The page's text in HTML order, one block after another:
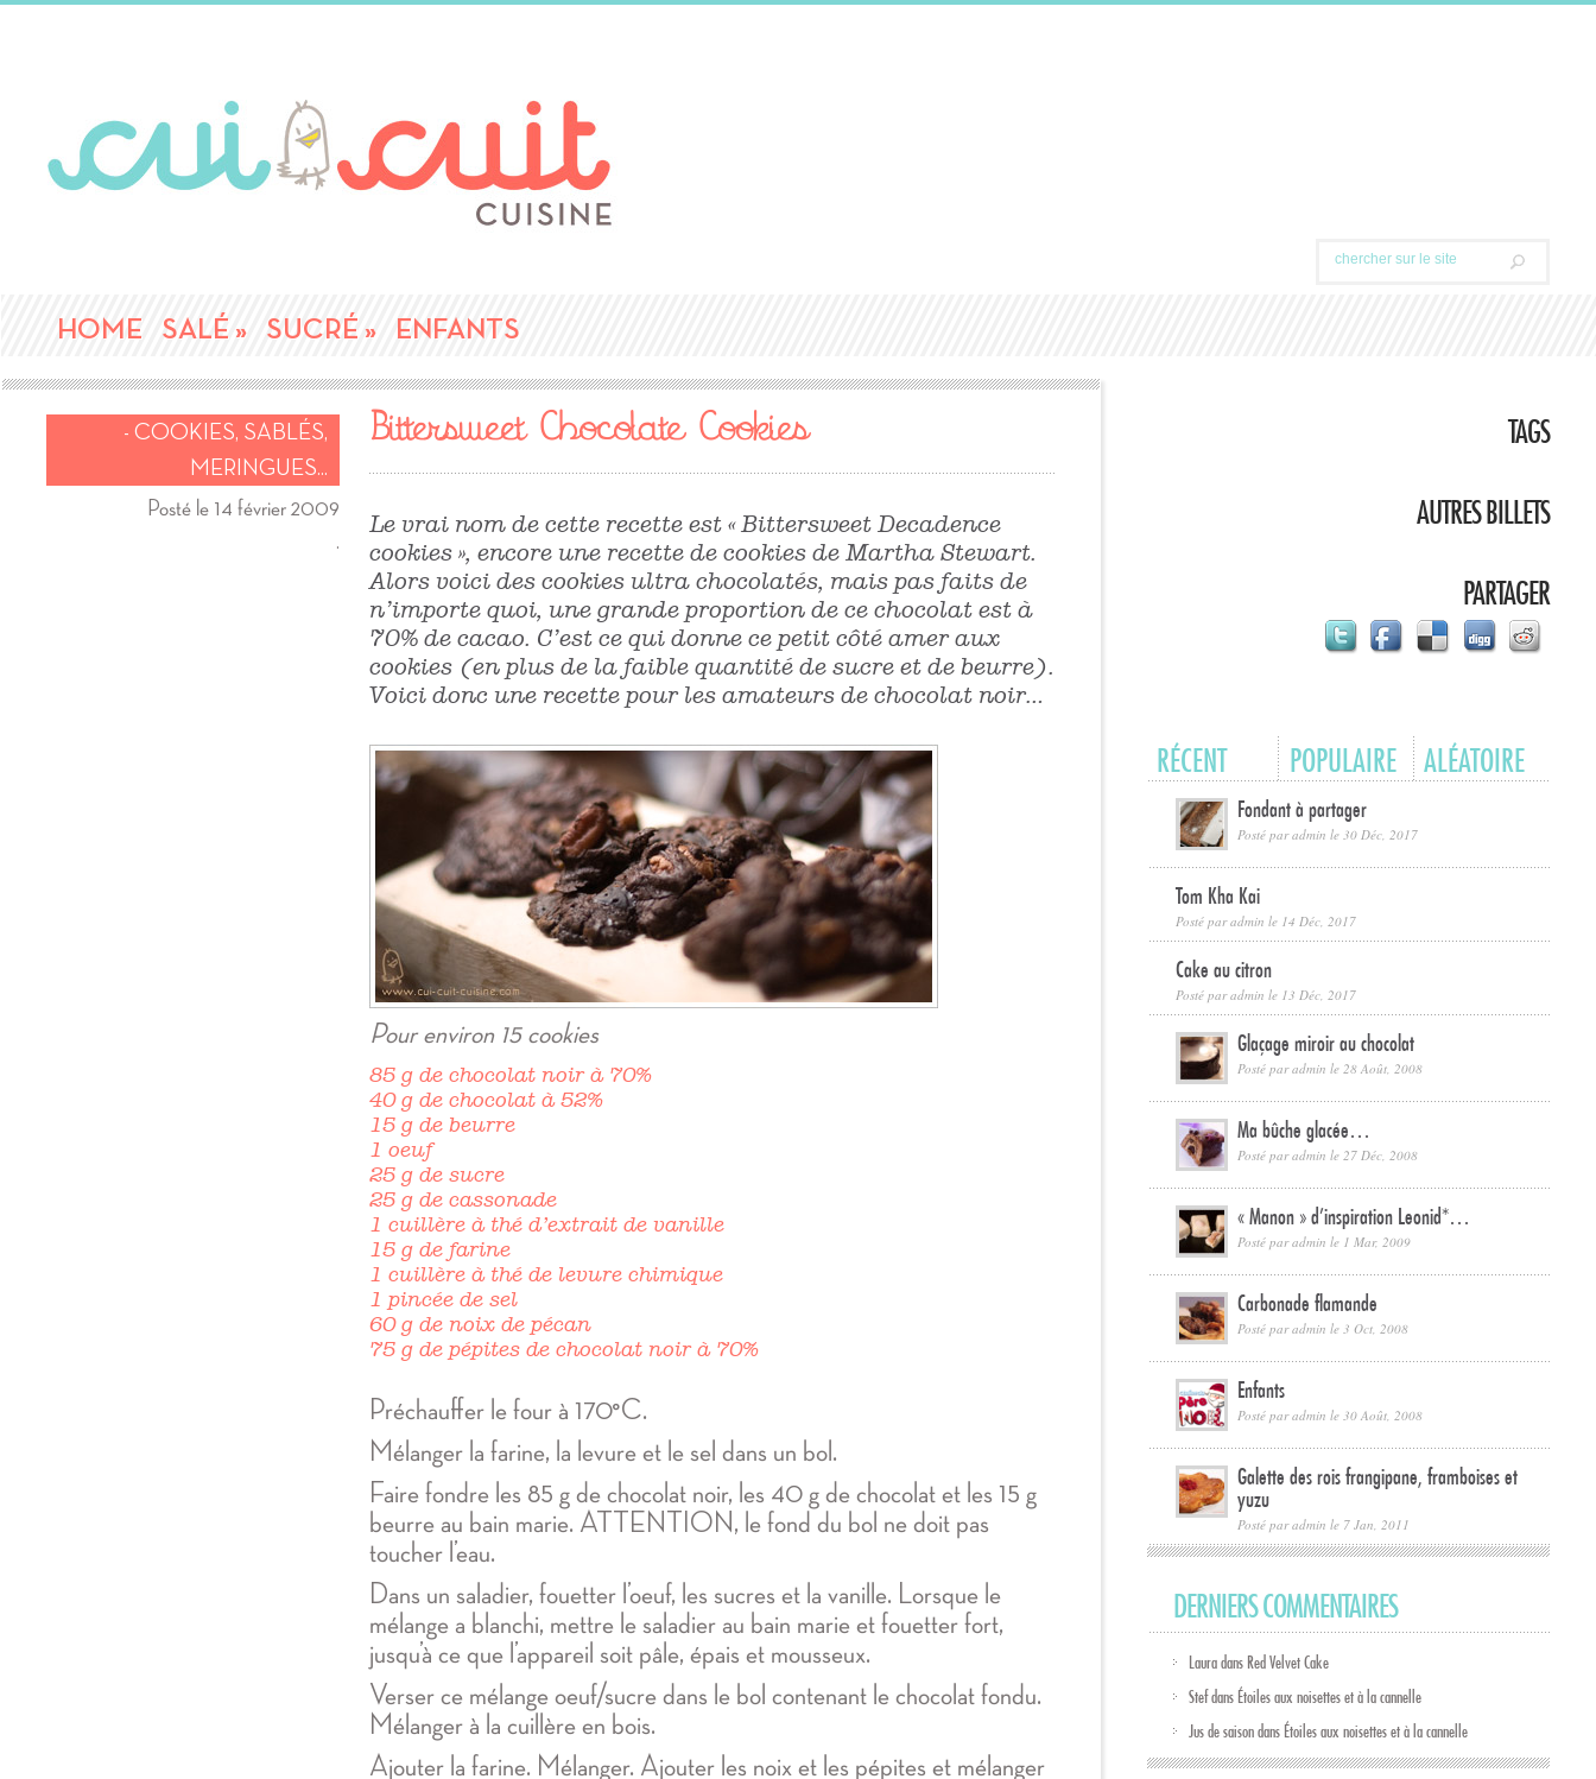
HOME SALÉ » SUCRÉ » ENFANTS
- COOKIES, SABLÉS,
MERINGUES...
Posté le 14 février 2009
.
Bittersweet Chocolate Cookies
Le vrai nom de cette recette est « Bittersweet Decadence
cookies », encore une recette de cookies de Martha Stewart.
Alors voici des cookies ultra chocolatés, mais pas faits de
n’importe quoi, une grande proportion de ce chocolat est à
70% de cacao. C’est ce qui donne ce petit côté amer aux
cookies (en plus de la faible quantité de sucre et de beurre).
Voici donc une recette pour les amateurs de chocolat noir…
Pour environ 15 cookies
85 g de chocolat noir à 70%
40 g de chocolat à 52%
15 g de beurre
1 oeuf
25 g de sucre
25 g de cassonade
1 cuillère à thé d’extrait de vanille
15 g de farine
1 cuillère à thé de levure chimique
1 pincée de sel
60 g de noix de pécan
75 g de pépites de chocolat noir à 70%
Préchauffer le four à 170°C.
Mélanger la farine, la levure et le sel dans un bol.
Faire fondre les 85 g de chocolat noir, les 40 g de chocolat et les 15 g
beurre au bain marie. ATTENTION, le fond du bol ne doit pas
toucher l’eau.
Dans un saladier, fouetter l’oeuf, les sucres et la vanille. Lorsque le
mélange a blanchi, mettre le saladier au bain marie et fouetter fort,
jusqu’à ce que l’appareil soit pâle, épais et mousseux.
Verser ce mélange oeuf/sucre dans le bol contenant le chocolat fondu.
Mélanger à la cuillère en bois.
Ajouter la farine. Mélanger. Ajouter les noix et les pépites et mélanger
TAGS
AUTRES BILLETS
PARTAGER
RÉCENT POPULAIRE ALÉATOIRE
Fondant à partager
Posté paradmin le 30 Déc, 2017
Tom Kha Kai
Posté paradmin le 14 Déc, 2017
Cake au citron
Posté paradmin le 13 Déc, 2017
Glaçage miroir au chocolat
Posté paradmin le 28 Août, 2008
Ma bûche glacée…
Posté paradmin le 27 Déc, 2008
« Manon » d’inspiration Leonid*…
Posté paradmin le 1 Mar, 2009
Carbonade flamande
Posté paradmin le 3 Oct, 2008
Enfants
Posté paradmin le 30 Août, 2008
Galette des rois frangipane, framboises et
yuzu
Posté paradmin le 7 Jan, 2011
DERNIERS COMMENTAIRES
Lauradans Red Velvet Cake
Stefdans Étoiles aux noisettes et à la cannelle
Jus de saisondans Étoiles aux noisettes et à la cannelle